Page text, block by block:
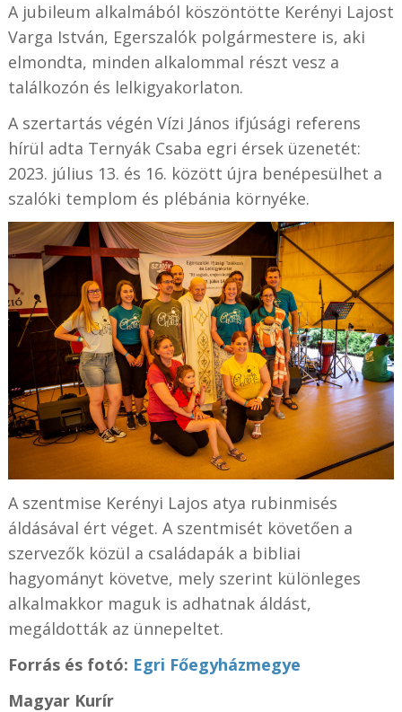
A jubileum alkalmából köszöntötte Kerényi Lajost
Varga István, Egerszalók polgármestere is, aki
elmondta, minden alkalommal részt vesz a
találkozón és lelkigyakorlaton.
A szertartás végén Vízi János ifjúsági referens
hírül adta Ternyák Csaba egri érsek üzenetét:
2023. július 13. és 16. között újra benépesülhet a
szalóki templom és plébánia környéke.
A szentmise Kerényi Lajos atya rubinmisés
áldásával ért véget. A szentmisét követően a
szervezők közül a családapák a bibliai
hagyományt követve, mely szerint különleges
alkalmakkor maguk is adhatnak áldást,
megáldották az ünnepeltet.
Forrás és fotó: Egri Főegyházmegye
Magyar Kurír